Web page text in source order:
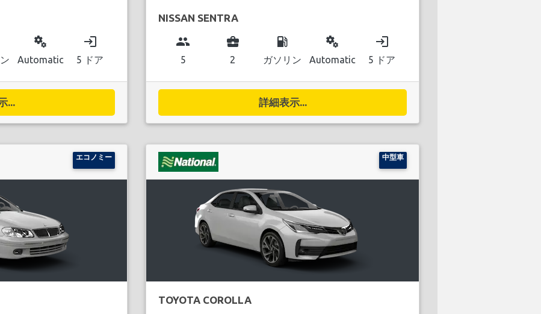
miscellaneous_services
Automatic
login
5 ドア
...
NISSAN SENTRA
group
5
business_center
2
local_gas_station
ガソリン
miscellaneous_services
Automatic
login
5 ドア
詳細表示...
エコノミー 中型車
TOYOTA COROLLA